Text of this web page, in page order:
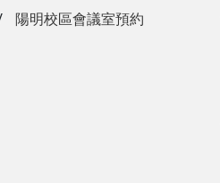
陽明校區會議室預約